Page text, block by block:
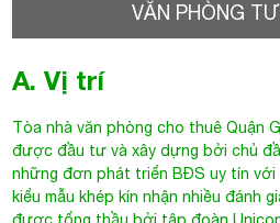
VĂN PHÒNG
A. Vị trí
Tòa nhà văn phòng cho thuê Quận
được đầu tư và xây dựng bởi chủ
những đơn phát triển BĐS uy tín với
kiểu mẫu khép kín nhận nhiều đánh